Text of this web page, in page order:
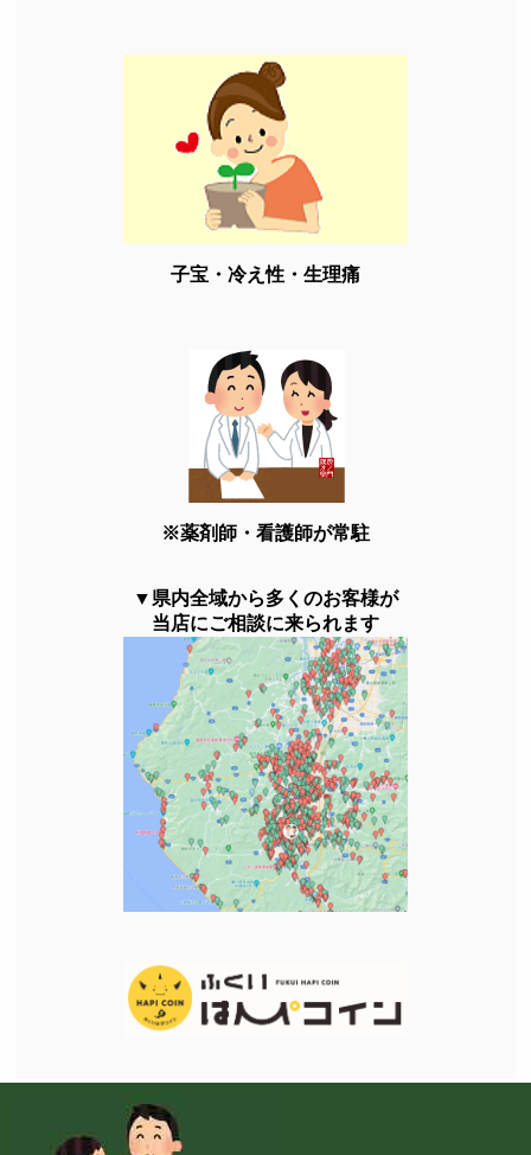
子宝・冷え性・生理痛
※薬剤師・看護師が常駐
▼県内全域から多くのお客様が
当店にご相談に来られます